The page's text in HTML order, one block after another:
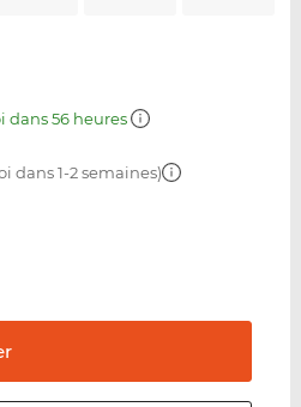
dans 56 heures
dans 1-2 semaines)